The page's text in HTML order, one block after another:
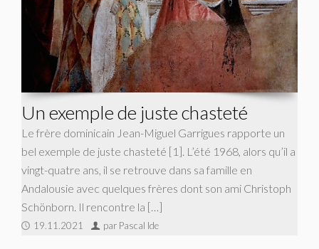
Un exemple de juste chasteté
Le frère dominicain Jean-Miguel Garrigues rapporte un
bel exemple de juste chasteté [1]. L’été 1968, alors qu’il a
vingt-quatre ans, il se retrouve dans sa famille en
Andalousie avec quelques frères dont son ami Christoph
Schönborn. Il rencontre la […]
19.11.2021 par Pascal Ide